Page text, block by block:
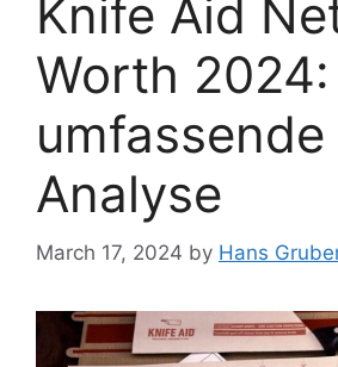
Knife Aid
Worth 2024:
umfassende
Analyse
March 17, 2024 by Hans